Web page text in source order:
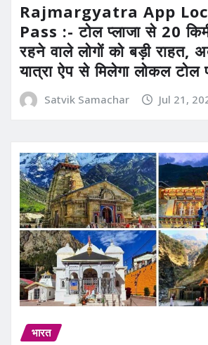
Rajmargyatra App
Pass :- टोल प्लाजा से 20
रहने वाले लोगों को बड़ी राहत,
यात्रा ऐप से मिलेगा लोकल टोल
Satvik Samachar Jul 21,
भारत